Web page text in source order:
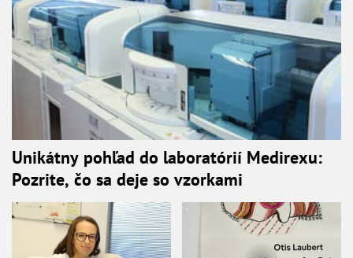
Unikátny pohľad do laboratórií Medirexu:
Pozrite, čo sa deje so vzorkami